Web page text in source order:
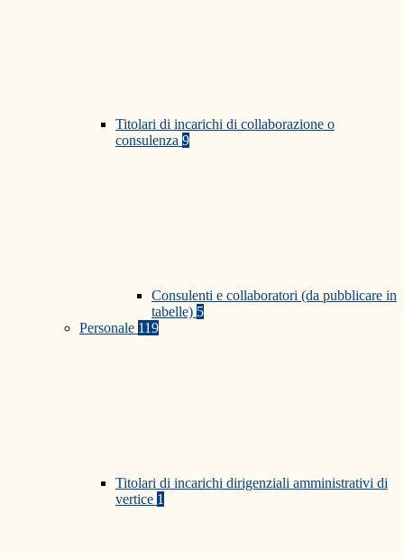
Titolari di incarichi di collaborazione o
consulenza 9
Consulenti e collaboratori (da pubblicare in
tabelle) 5
Personale 119
Titolari di incarichi dirigenziali amministrativi di
vertice 1